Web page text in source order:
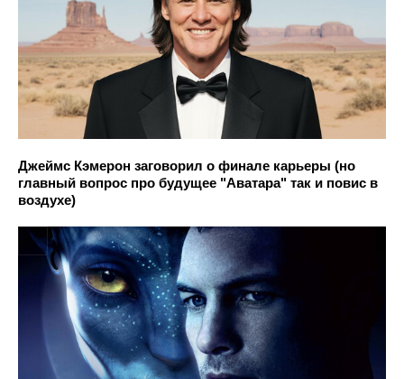
Джеймс Кэмерон заговорил о финале карьеры (но
главный вопрос про будущее "Аватара" так и повис в
воздухе)